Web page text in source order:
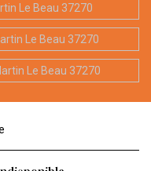
Le Beau 37270
Le Beau 37270
Le Beau 37270